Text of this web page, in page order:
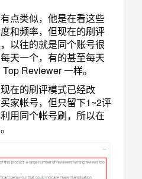
点类似，他是在看这些
和频率，但现在的刷评
以往的就是同个账号很
天一个，有的甚至每天
Reviewer 一样。
在的刷评模式已经改
家帐号，但只留下1~2评
用同个帐号刷，所以在